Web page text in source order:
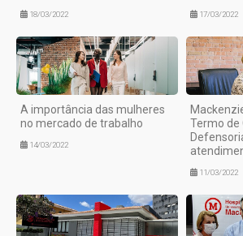
18/03/2022 17/03/2022
A importância das mulheres
no mercado de trabalho
14/03/2022
Termo de
11/03/2022